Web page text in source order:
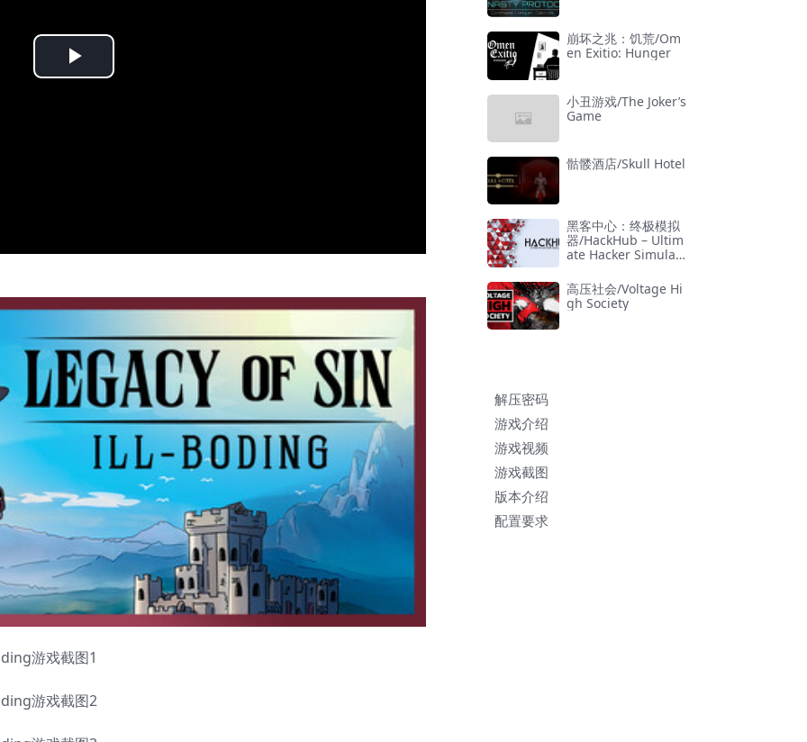
Play
崩坏之兆：饥荒/Om
en Exitio: Hunger
小丑游戏/The Joker’s
Game
骷髅酒店/Skull Hotel
黑客中心：终极模拟
器/HackHub – Ultim
ate Hacker Simulat
高压社会/Voltage Hi
gh Society
解压密码
游戏介绍
游戏视频
游戏截图
版本介绍
配置要求